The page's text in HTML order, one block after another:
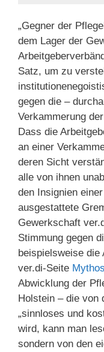
„Gegner der
dem Lager der
Satz, um zu
gegen die –
Verkammerung
Dass die
an einer
deren Sicht
alle von ihnen
den Insignien
ausgestattete
Gewerkschaft
Stimmung gegen
beispielsweise die
ver.di-Seite
Abwicklung der
Holstein – die von
„sinnloses und
wird, kann man
sondern von den